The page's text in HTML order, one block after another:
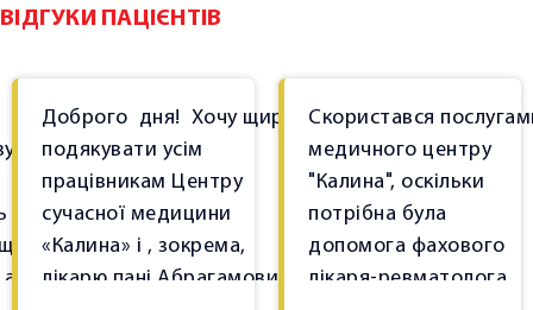
ЛІКУВАННЯ
PRP-терапія
Ударно-хвильова терапія
Внутрішньосуглобе введення гіалуронової кислоти
ЦІНИ
ВІДГУКИ ПАЦІЄНТІВ
Доброго дня! Хочу щиро
подякувати усім
працівникам Центру
сучасної медицини
«Калина» і , зокрема,
лікарю пані Абрагамович
Скористався
медичного центру
"Калина", оскільки
потрібна була
допомога фахового
лікаря-ревматолога.